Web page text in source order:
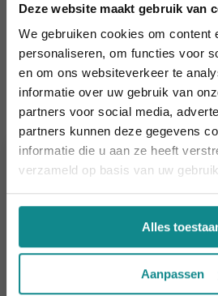
Deze website maakt gebruik van
We gebruiken cookies om content
personaliseren, om functies voor
en om ons websiteverkeer te
informatie over uw gebruik van
partners voor social media,
partners kunnen deze gegevens
informatie die u aan ze heeft
verzameld op basis van uw
Alles
Aanpassen
Massage Opleidingen!
Cursussen die je
interesseren
De hittegolf houdt aan...
korting verlengd t.e.m. 7
Sluiten